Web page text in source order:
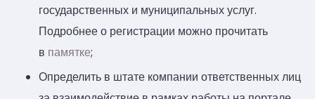
государственных и муниципальных услуг.
Подробнее о регистрации можно прочитать
в памятке;
Определить в штате компании ответственных лиц